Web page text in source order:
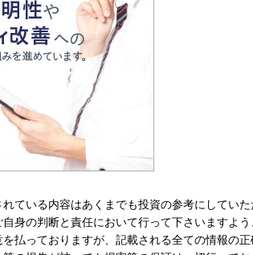
ている内容はあくまでも投資の参考にしてい
身の判断と責任において行って下さいますよ
払っておりますが、記載される全ての情報の正